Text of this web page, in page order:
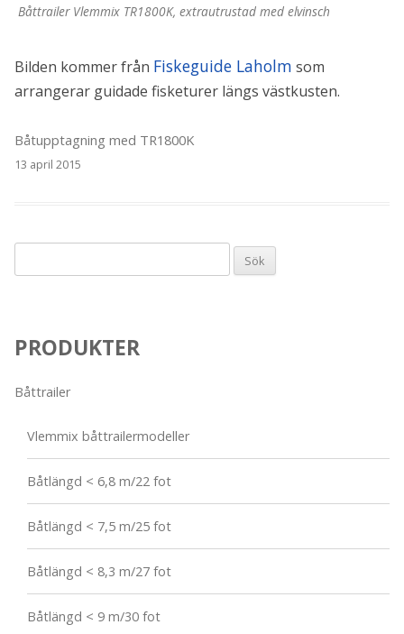
Båttrailer Vlemmix TR1800K, extrautrustad med elvinsch
Bilden kommer från Fiskeguide Laholm som
arrangerar guidade fisketurer längs västkusten.
Båtupptagning med TR1800K
13 april 2015
efter:
PRODUKTER
Båttrailer
Vlemmix båttrailermodeller
Båtlängd < 6,8 m/22 fot
Båtlängd < 7,5 m/25 fot
Båtlängd < 8,3 m/27 fot
Båtlängd < 9 m/30 fot